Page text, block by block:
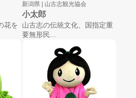
花を
新潟県 | 山古志観光協会
小太郎
山古志の伝統文化、国指定重
要無形民...